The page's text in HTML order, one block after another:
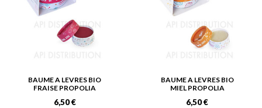
BAUME A LEVRES BIO
FRAISE PROPOLIA
6,50 €
BAUME A LEVRES BIO
MIEL PROPOLIA
6,50 €